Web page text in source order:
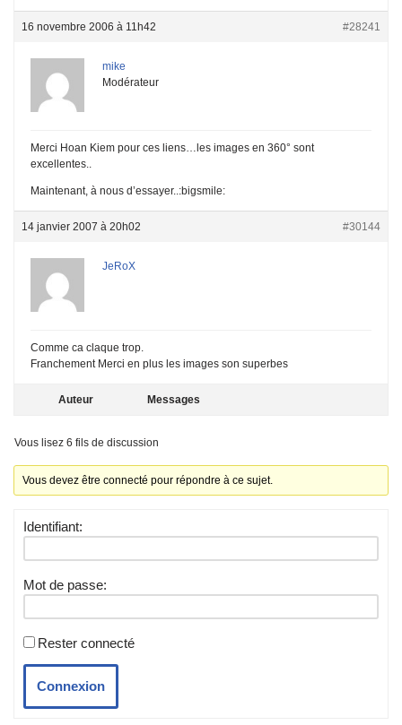
16 novembre 2006 à 11h42 #28241
mike
Modérateur
Merci Hoan Kiem pour ces liens…les images en 360° sont
excellentes..
Maintenant, à nous d’essayer..:bigsmile:
14 janvier 2007 à 20h02 #30144
JeRoX
Comme ca claque trop.
Franchement Merci en plus les images son superbes
Auteur Messages
Vous lisez 6 fils de discussion
Vous devez être connecté pour répondre à ce sujet.
Identifiant:
Mot de passe:
Rester connecté
Connexion